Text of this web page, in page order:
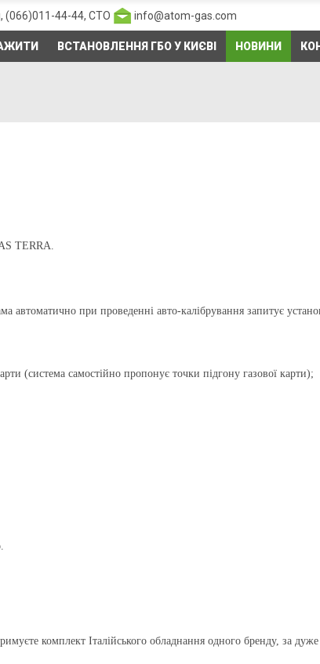
(066)011-44-44, СТО info@atom-gas.com
ВСТАНОВЛЕННЯ ГБО У КИЄВІ НОВИНИ
TERRA.
автоматично при проведенні авто-калібрування запитує
(система самостійно пропонує точки підгону газової карти);
комплект Італійського обладнання одного бренду, за